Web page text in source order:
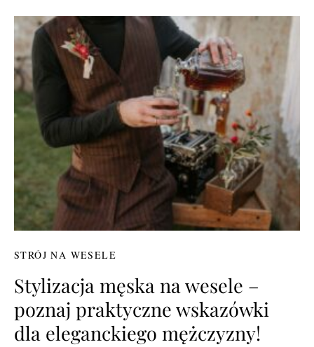
STRÓJ NA WESELE
Stylizacja męska na wesele –
poznaj praktyczne wskazówki
dla eleganckiego mężczyzny!